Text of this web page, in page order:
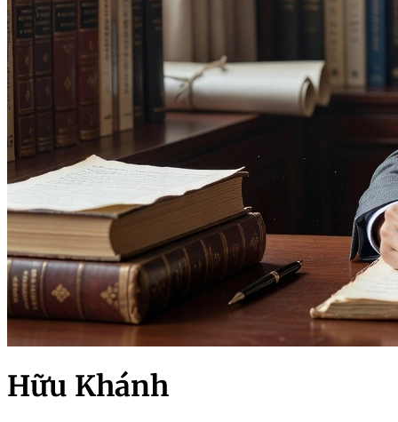
Hữu Khánh